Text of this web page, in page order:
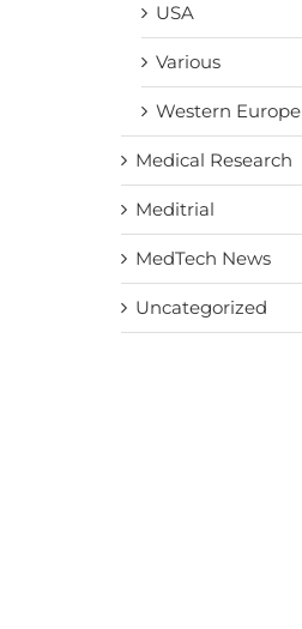
USA
Various
Western Europe
Medical Research
Meditrial
MedTech News
Uncategorized